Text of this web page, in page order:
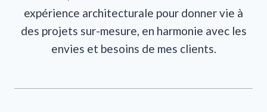
expérience architecturale pour donner vie à
des projets sur-mesure, en harmonie avec les
envies et besoins de mes clients.